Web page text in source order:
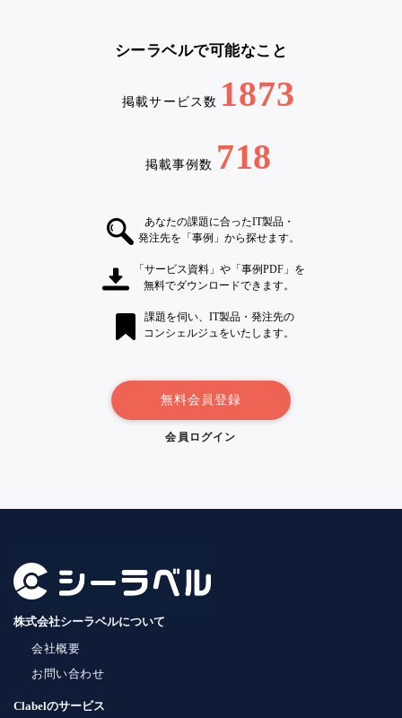
シーラベルで可能なこと
掲載サービス数 1873
掲載事例数 718
あなたの課題に合ったIT製品・
発注先を「事例」から探せます。
「サービス資料」や「事例PDF」を
無料でダウンロードできます。
課題を伺い、IT製品・発注先の
コンシェルジュをいたします。
無料会員登録
会員ログイン
株式会社シーラベルについて
会社概要
お問い合わせ
Clabelのサービス